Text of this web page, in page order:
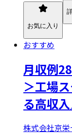
お気に入り
おすすめ
月収例
＞工場
る高収
株式会社京栄